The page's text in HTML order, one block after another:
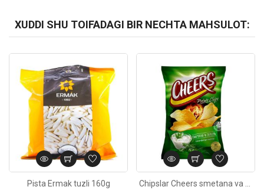
XUDDI SHU TOIFADAGI BIR NECHTA MAHSULOT:
Pista Ermak tuzli 160g
Kod: 4174